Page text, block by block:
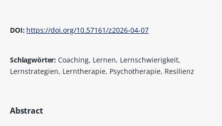
DOI: https://doi.org/10.57161/z2026-04-07
Schlagwörter:Coaching, Lernen, Lernschwierigkeit,
Lernstrategien, Lerntherapie, Psychotherapie, Resilienz
Abstract